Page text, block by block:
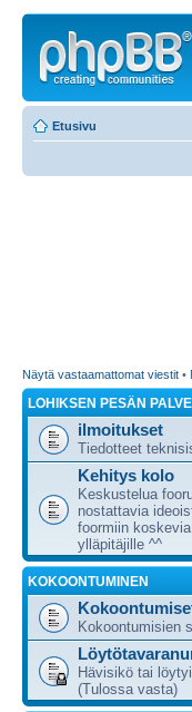
Etusivu
Näytä vastaamattomat viestit •
LOHIKSEN PESÄN
ilmoitukset
Tiedotteet
Kehitys kolo
Keskustelua
nostattavia
foormiin
ylläpitäjille ^^
KOKOONTUMINEN
Kokoontumisien
Hävisikö tai
(Tulossa vasta)